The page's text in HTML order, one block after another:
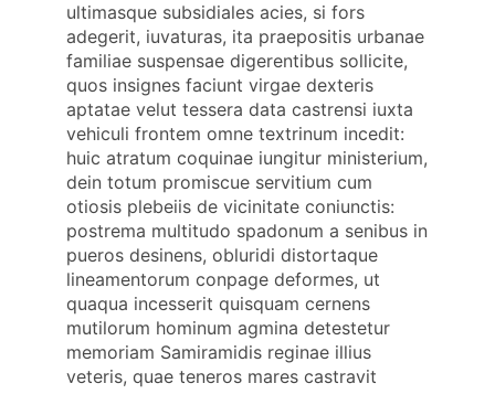
ultimasque subsidiales acies, si fors
adegerit, iuvaturas, ita praepositis urbanae
familiae suspensae digerentibus sollicite,
quos insignes faciunt virgae dexteris
aptatae velut tessera data castrensi iuxta
vehiculi frontem omne textrinum incedit:
huic atratum coquinae iungitur ministerium,
dein totum promiscue servitium cum
otiosis plebeiis de vicinitate coniunctis:
postrema multitudo spadonum a senibus in
pueros desinens, obluridi distortaque
lineamentorum conpage deformes, ut
quaqua incesserit quisquam cernens
mutilorum hominum agmina detestetur
memoriam Samiramidis reginae illius
veteris, quae teneros mares castravit